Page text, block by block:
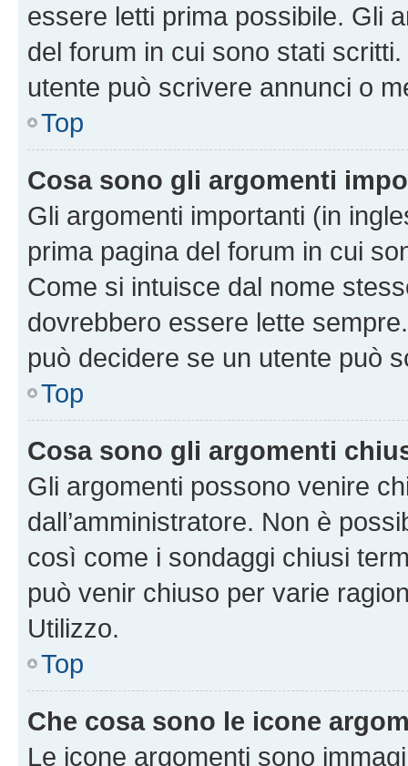
essere letti prima possibile. Gli
del forum in cui sono stati
utente può scrivere annunci o
Top
Cosa sono gli argomenti
Gli argomenti importanti (in
prima pagina del forum in cui
Come si intuisce dal nome
dovrebbero essere lette
può decidere se un utente può
Top
Cosa sono gli argomenti
Gli argomenti possono venire
dall’amministratore. Non è
così come i sondaggi chiusi
può venir chiuso per varie
Utilizzo.
Top
Che cosa sono le icone
Le icone argomenti sono